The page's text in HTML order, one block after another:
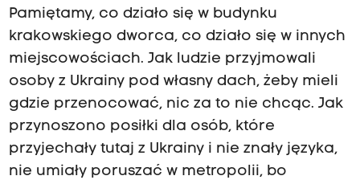
Pamiętamy, co działo się w budynku
krakowskiego dworca, co działo się w innych
miejscowościach. Jak ludzie przyjmowali
osoby z Ukrainy pod własny dach, żeby mieli
gdzie przenocować, nic za to nie chcąc. Jak
przynoszono posiłki dla osób, które
przyjechały tutaj z Ukrainy i nie znały języka,
nie umiały poruszać w metropolii, bo